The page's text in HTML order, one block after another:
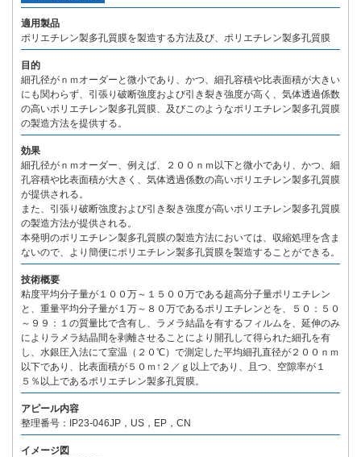
適用製品
ポリエチレン製多孔質膜を製造する方法及び、ポリエチレン製多孔質膜
目的
細孔径がｎｍオーダーと微小であり、かつ、細孔容積や比表面積が大きい
にも関わらず、引張り破断強度および引き裂き強度が高く、気体透過係数
の高いポリエチレン製多孔質膜、及びこのようなポリエチレン製多孔質膜
の製造方法を提供する。
効果
細孔径がｎｍオーダー、例えば、２００ｎｍ以下と微小であり、かつ、細
孔容積や比表面積が大きく、気体透過係数の高いポリエチレン製多孔質膜
が提供される。
また、引張り破断強度および引き裂き強度が高いポリエチレン製多孔質膜
の製造方法が提供される。
本発明のポリエチレン製多孔質膜の製造方法においては、収縮処理を含ま
ないので、より簡便にポリエチレン製多孔質膜を製造することができる。
技術概要
粘度平均分子量が１００万～１５００万である超高分子量ポリエチレン
と、重量平均分子量が１万～８０万であるポリエチレンとを、５０：５０
～９９：１の質量比で含有し、ラメラ結晶を有するフィルムを、延伸のみ
によりラメラ結晶間を剥離させることにより開孔して得られた細孔を有
し、水銀圧入法にて室温（２０℃）で測定した平均細孔直径が２００ｎｍ
以下であり、比表面積が５０ｍ↑２／ｇ以上であり、且つ、空隙率が１
５％以上であるポリエチレン製多孔質膜。
アピール内容
整理番号：IP23-046JP，US，EP，CN
イメージ図